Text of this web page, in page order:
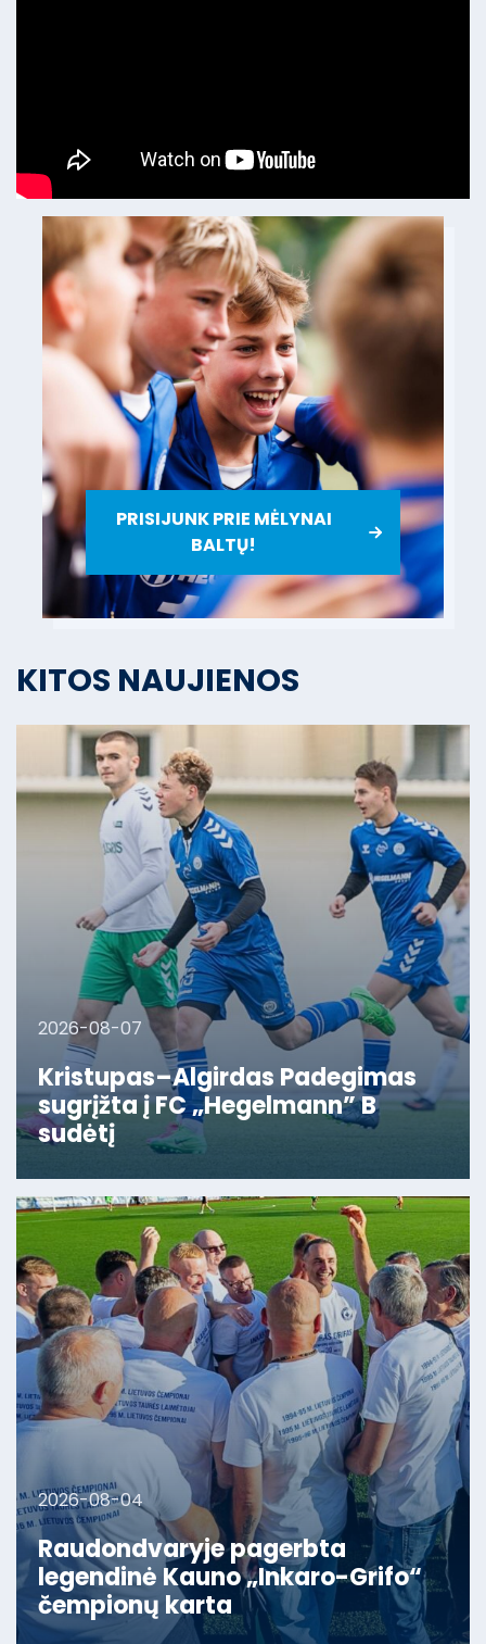
PRISIJUNK PRIE MĖLYNAI
BALTŲ!
KITOS NAUJIENOS
2026-08-07
Kristupas–Algirdas Padegimas
sugrįžta į FC „Hegelmann” B
sudėtį
2026-08-04
Raudondvaryje pagerbta
legendinė Kauno „Inkaro-Grifo“
čempionų karta